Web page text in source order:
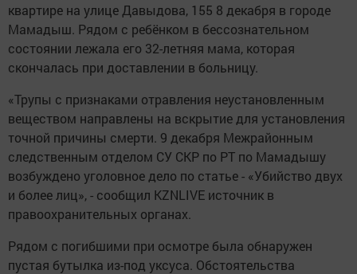
квартире на улице Давыдова, 155 8 декабря в городе
Мамадыш. Рядом с ребёнком в бессознательном
состоянии лежала его 32-летняя мама, которая
скончалась при доставлении в больницу.
«Трупы с признаками отравления неустановленным
веществом направлены на вскрытие для установления
точной причины смерти. 9 декабря Межрайонным
следственным отделом СУ СКР по РТ по Мамадышу
возбуждено уголовное дело по статье - «Убийство двух
и более лиц», - сообщил KZNLIVE источник в
правоохранительных органах.
Рядом с погибшими при осмотре была обнаружен
пустая бутылка из-под уксуса. Обстоятельства